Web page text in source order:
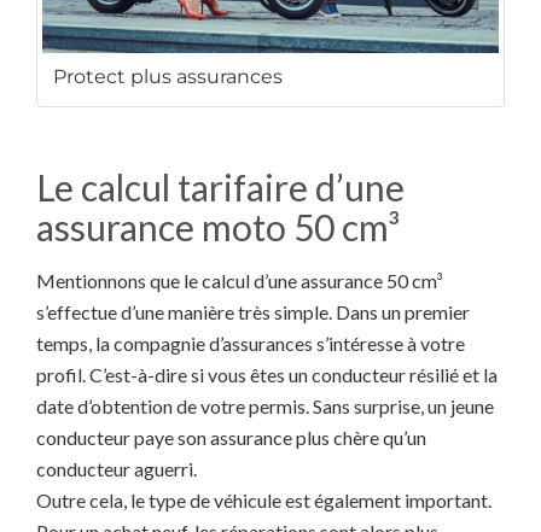
Protect plus assurances
Le calcul tarifaire d’une
assurance moto 50 cm³
Mentionnons que le calcul d’une assurance 50 cm³
s’effectue d’une manière très simple. Dans un premier
temps, la compagnie d’assurances s’intéresse à votre
profil. C’est-à-dire si vous êtes un conducteur résilié et la
date d’obtention de votre permis. Sans surprise, un jeune
conducteur paye son assurance plus chère qu’un
conducteur aguerri.
Outre cela, le type de véhicule est également important.